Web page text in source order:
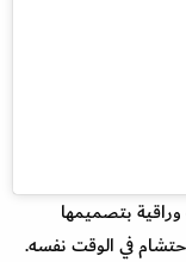
بتصميمها
في الوقت نفسه.